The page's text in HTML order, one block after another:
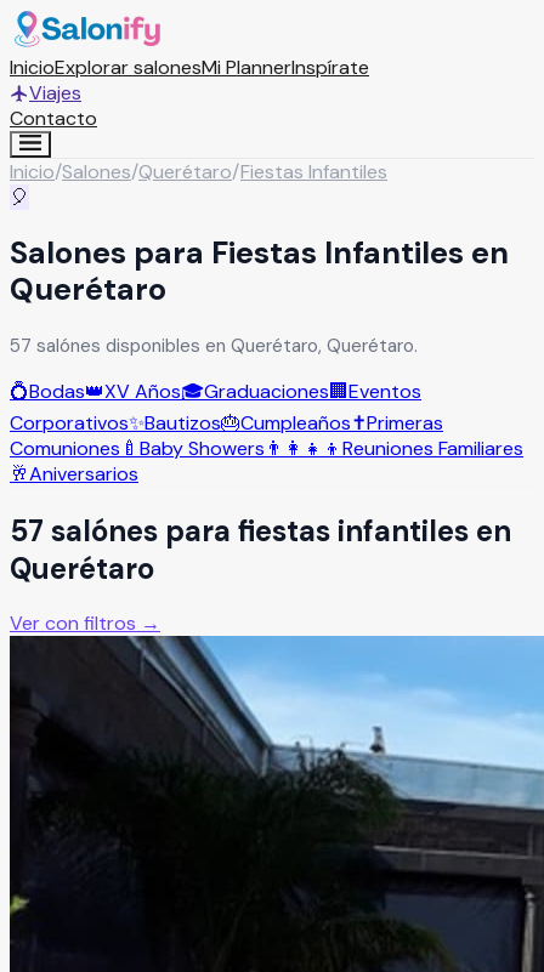
InicioExplorar salonesMi PlannerInspírate
Viajes
Contacto
Inicio/Salones/Querétaro/Fiestas Infantiles
🎈
Salones para Fiestas Infantiles en
Querétaro
57 salónes disponibles en Querétaro, Querétaro.
💍Bodas👑XV Años🎓Graduaciones🏢Eventos
Corporativos✨Bautizos🎂Cumpleaños✝️Primeras
Comuniones 🍼 Baby Showers 👨‍👩‍👧‍👦 Reuniones Familiares
🥂Aniversarios
57 salónes para fiestas infantiles en
Querétaro
Ver con filtros →